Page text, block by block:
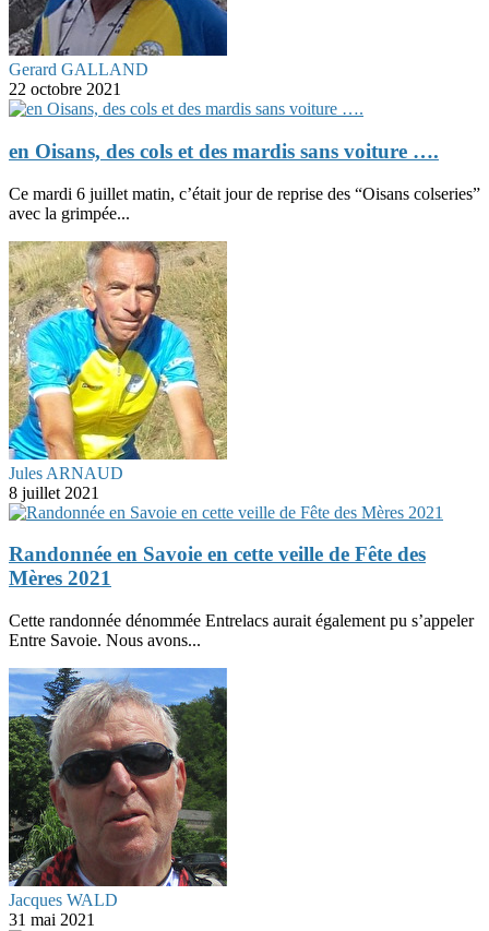
Gerard GALLAND
22 octobre 2021
en Oisans, des cols et des mardis sans voiture ….
Ce mardi 6 juillet matin, c’était jour de reprise des “Oisans colseries”
avec la grimpée...
Jules ARNAUD
8 juillet 2021
Randonnée en Savoie en cette veille de Fête des
Mères 2021
Cette randonnée dénommée Entrelacs aurait également pu s’appeler
Entre Savoie. Nous avons...
Jacques WALD
31 mai 2021